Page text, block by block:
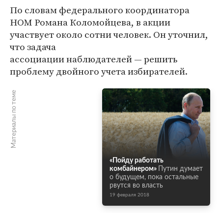
По словам федерального координатора
НОМ Романа Коломойцева, в акции
участвует около сотни человек. Он уточнил,
что задача
ассоциации наблюдателей — решить
проблему двойного учета избирателей.
Материалы по теме
«Пойду работать
комбайнером»
Путин думает
о будущем, пока остальные
рвутся во власть
19 февраля 2018